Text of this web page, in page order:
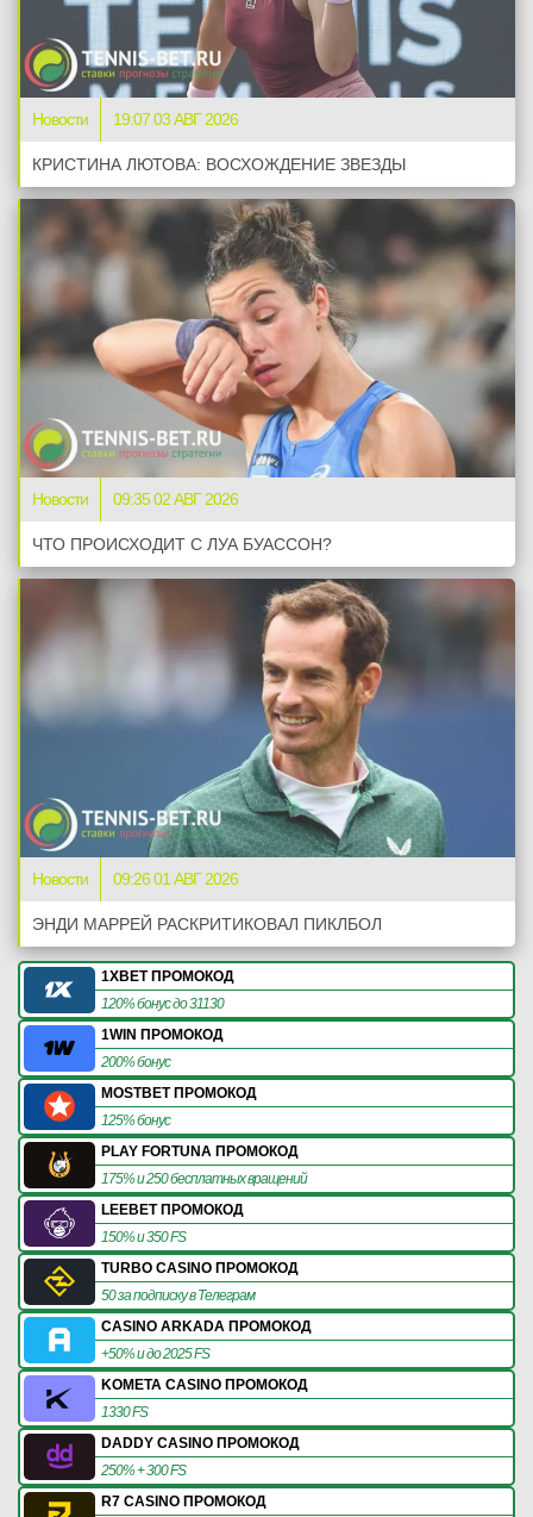
Новости 19:07 03 АВГ 2026
КРИСТИНА ЛЮТОВА: ВОСХОЖДЕНИЕ ЗВЕЗДЫ
Новости 09:35 02 АВГ 2026
ЧТО ПРОИСХОДИТ С ЛУА БУАССОН?
Новости 09:26 01 АВГ 2026
ЭНДИ МАРРЕЙ РАСКРИТИКОВАЛ ПИКЛБОЛ
1XBET ПРОМОКОД
120% бонус до 31130
1WIN ПРОМОКОД
200% бонус
MOSTBET ПРОМОКОД
125% бонус
PLAY FORTUNA ПРОМОКОД
175% и 250 бесплатных вращений
LEEBET ПРОМОКОД
150% и 350 FS
TURBO CASINO ПРОМОКОД
50 за подписку в Телеграм
CASINO ARKADA ПРОМОКОД
+50% и до 2025 FS
KOMETA CASINO ПРОМОКОД
1330 FS
DADDY CASINO ПРОМОКОД
250% + 300 FS
R7 CASINO ПРОМОКОД